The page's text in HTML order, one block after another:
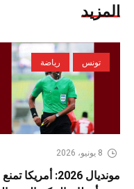
المزيد
تونس رياضة
8 يونيو، 2026
مونديال 2026: أمريكا تمنع